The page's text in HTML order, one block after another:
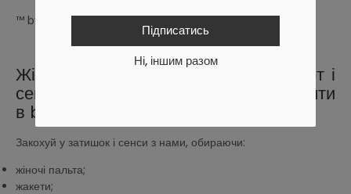
Підписатись
Ні, іншим разом
™ byMe – твоє особливе поєднання затишку та цінностей.
Жіночий верхній одяг byMe: комфорт і
сенси Який жіночий верхній одяг купити
в byMe?
Закохуй у затишок і сенси з нами, обираючи:
жіночі пальта;
жакети;